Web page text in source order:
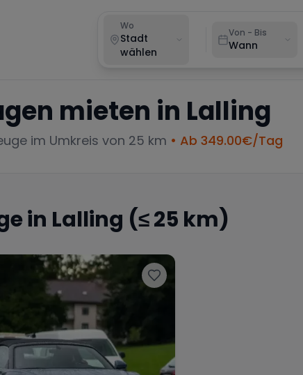
Wo
Stadt
wählen
Von - Bis
Wann
mieten in Lalling
im Umkreis von 25 km • Ab 349.00€/Tag
in Lalling (≤ 25 km)